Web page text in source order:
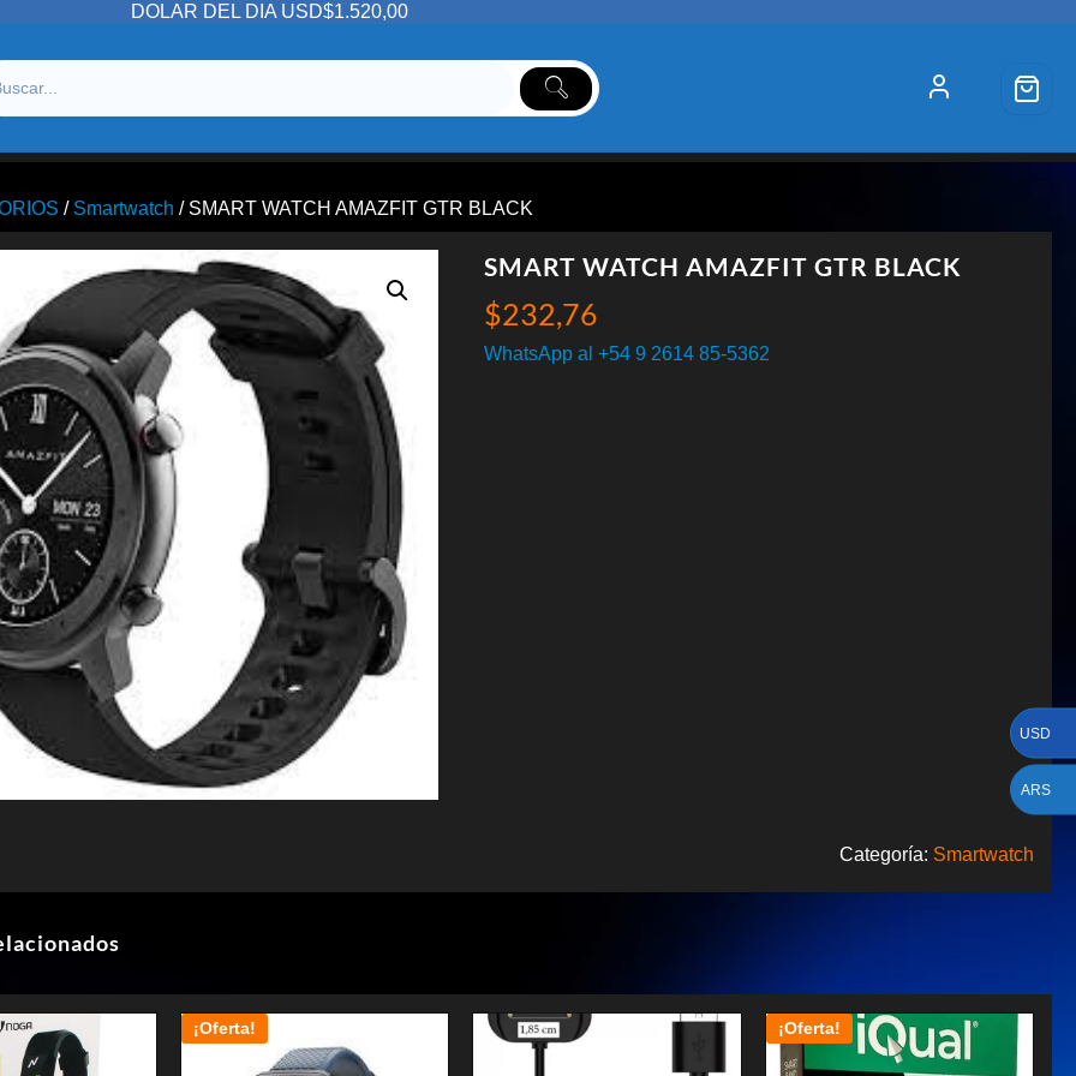
DOLAR DEL DIA USD$1.520,00
/ Smartwatch / SMART WATCH AMAZFIT GTR BLACK
SMART WATCH AMAZFIT GTR BLACK
$232,76
WhatsApp al +54 9 2614 85-5362
Categoría: Smartwatch
¡Oferta! ¡Oferta!
USD
ARS